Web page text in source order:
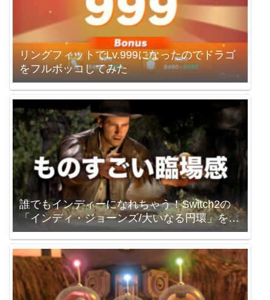
リングフィットでLv.999になったのでドラゴ
をフルボッコしてみた
誰でもインディーになれちゃう！Switch2の
「インディ・ジョーンズ/大いなる円環」を買
いました。